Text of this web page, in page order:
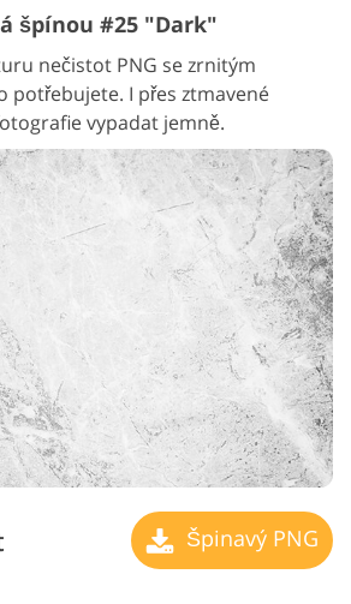
špínou #25 "Dark"
nečistot PNG se zrnitým
potřebujete. I přes ztmavené
vypadat jemně.
Špinavý PNG